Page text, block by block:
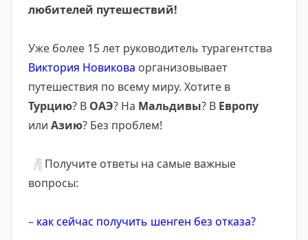
любителей путешествий!
Уже более 15 лет руководитель турагентства
Виктория Новикова организовывает
путешествия по всему миру. Хотите в
Турцию? В ОАЭ? На Мальдивы? В Европу
или Азию? Без проблем!
❕ Получите ответы на самые важные
вопросы:
– как сейчас получить шенген без отказа?